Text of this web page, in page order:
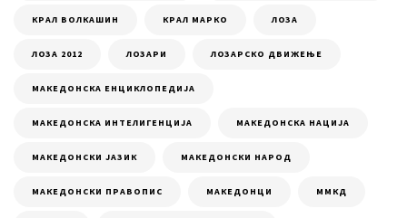
КРАЛ ВОЛКАШИН КРАЛ МАРКО ЛОЗА
ЛОЗА 2012 ЛОЗАРИ ЛОЗАРСКО ДВИЖЕЊЕ
МАКЕДОНСКА ЕНЦИКЛОПЕДИЈА
МАКЕДОНСКА ИНТЕЛИГЕНЦИЈА МАКЕДОНСКА НАЦИЈА
МАКЕДОНСКИ ЈАЗИК МАКЕДОНСКИ НАРОД
МАКЕДОНСКИ ПРАВОПИС МАКЕДОНЦИ ММКД